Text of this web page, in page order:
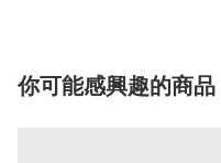
你可能感興趣的商品